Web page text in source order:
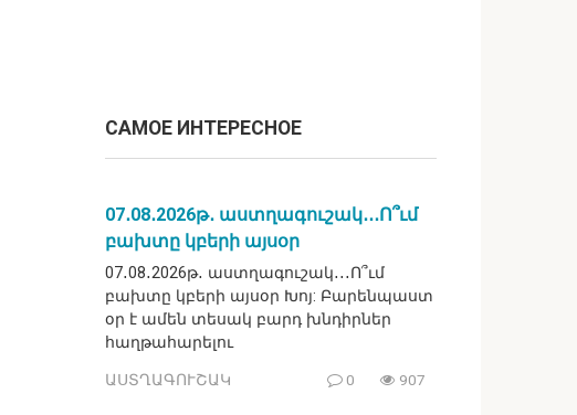
САМОЕ ИНТЕРЕСНОЕ
07․08․2026թ․ աստղագուշակ․․․Ո՞ւմ
բախտը կբերի այսօր
07․08․2026թ․ աստղագուշակ․․․Ո՞ւմ
բախտը կբերի այսօր Խոյ: Բարենպաստ
օր է ամեն տեսակ բարդ խնդիրներ
հաղթահարելու
ԱՍՏՂԱԳՈՒՇԱԿ 0 907